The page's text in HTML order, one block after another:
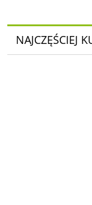
NAJCZĘŚCIEJ